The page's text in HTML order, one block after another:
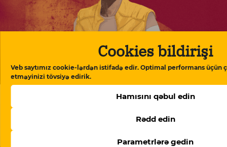
Cookies bildirişi
Veb saytımız cookie-lərdən istifadə edir. Optimal performans üçün
etməyinizi tövsiyə edirik.
Hamısını qəbul edin
Rədd edin
Parametrlərə gedin
Doymaq feili – Ramin Deko yazır